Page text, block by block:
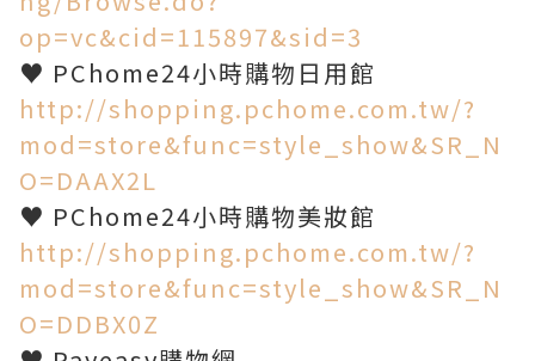
op=vc&cid=115897&sid=3
♥ PChome24小時購物日用館
http://shopping.pchome.com.tw/?
mod=store&func=style_show&SR_N
O=DAAX2L
♥ PChome24小時購物美妝館
http://shopping.pchome.com.tw/?
mod=store&func=style_show&SR_N
O=DDBX0Z